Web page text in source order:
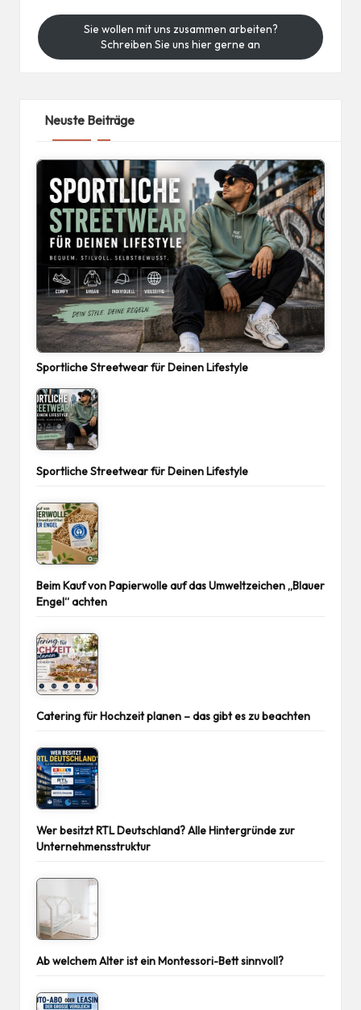
Sie wollen mit uns zusammen arbeiten?
Schreiben Sie uns hier gerne an
Neuste Beiträge
Sportliche Streetwear für Deinen Lifestyle
Sportliche Streetwear für Deinen Lifestyle
Beim Kauf von Papierwolle auf das Umweltzeichen „Blauer
Engel“ achten
Catering für Hochzeit planen – das gibt es zu beachten
Wer besitzt RTL Deutschland? Alle Hintergründe zur
Unternehmensstruktur
Ab welchem Alter ist ein Montessori-Bett sinnvoll?